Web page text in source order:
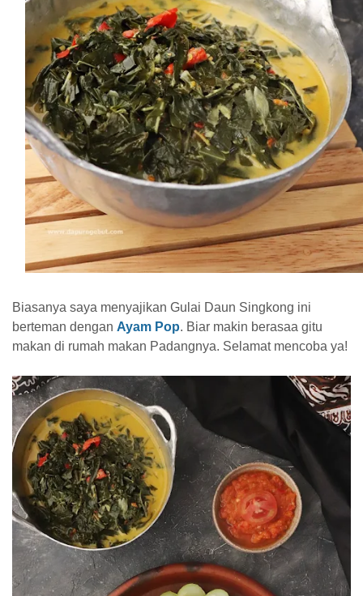
Biasanya saya menyajikan Gulai Daun Singkong ini
berteman dengan Ayam Pop. Biar makin berasaa gitu
makan di rumah makan Padangnya. Selamat mencoba ya!